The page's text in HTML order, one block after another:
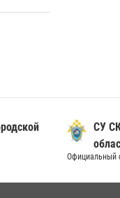
по сигналу
20 июля
СУ
Официальный